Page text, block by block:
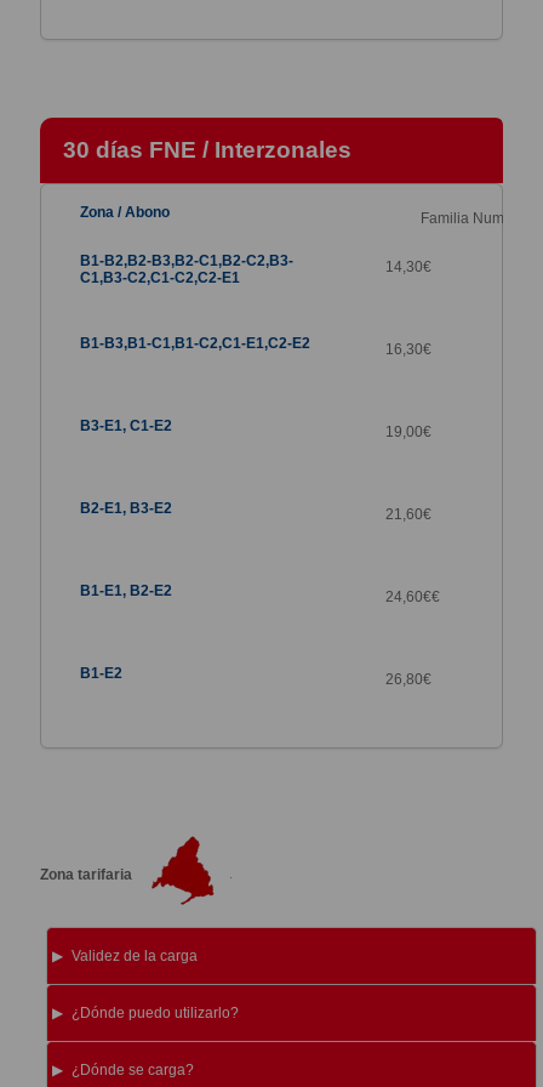
30 días FNE / Interzonales
Familia
14,30€
16,30€
19,00€
21,60€
24,60€€
26,80€
Zona tarifaria
Validez de la carga
¿Dónde puedo utilizarlo?
¿Dónde se carga?